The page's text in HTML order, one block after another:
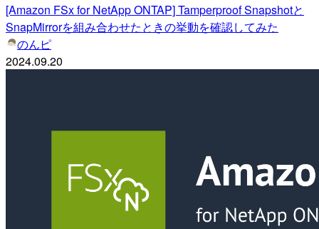
[Amazon FSx for NetApp ONTAP] Tamperproof Snapshotと
SnapMirrorを組み合わせたときの挙動を確認してみた
のんピ
2024.09.20